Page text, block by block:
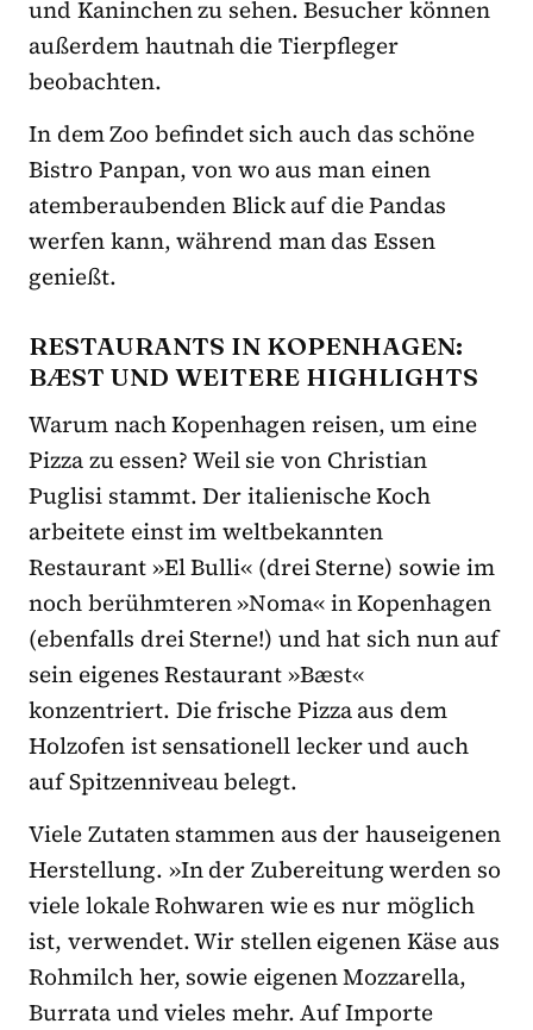
und Kaninchen zu sehen. Besucher können
außerdem hautnah die Tierpfleger
beobachten.
In dem Zoo befindet sich auch das schöne
Bistro Panpan, von wo aus man einen
atemberaubenden Blick auf die Pandas
werfen kann, während man das Essen
genießt.
RESTAURANTS IN KOPENHAGEN:
BÆST UND WEITERE HIGHLIGHTS
Warum nach Kopenhagen reisen, um eine
Pizza zu essen? Weil sie von Christian
Puglisi stammt. Der italienische Koch
arbeitete einst im weltbekannten
Restaurant »El Bulli« (drei Sterne) sowie im
noch berühmteren »Noma« in Kopenhagen
(ebenfalls drei Sterne!) und hat sich nun auf
sein eigenes Restaurant »Bæst«
konzentriert. Die frische Pizza aus dem
Holzofen ist sensationell lecker und auch
auf Spitzenniveau belegt.
Viele Zutaten stammen aus derhauseigenen
Herstellung. »In der Zubereitung werden so
viele lokale Rohwaren wie es nur möglich
ist, verwendet. Wir stellen eigenen Käse aus
Rohmilch her, sowie eigenen Mozzarella,
Burrata und vieles mehr. Auf Importe